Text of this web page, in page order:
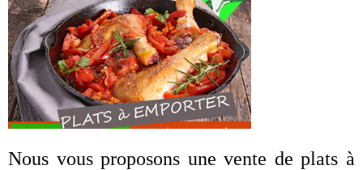
Nous vous proposons une vente de plats à